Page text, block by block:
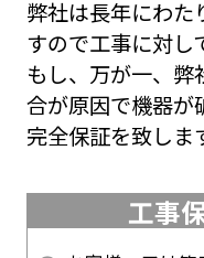
弊社は長年にわた
すので工事に対し
もし、万が一、
合が原因で機器が
完全保証を致しま
工事